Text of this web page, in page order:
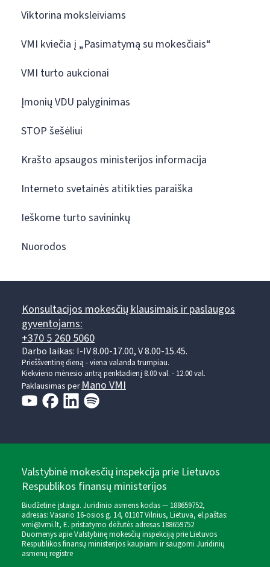
Viktorina moksleiviams
VMI kviečia į „Pasimatymą su mokesčiais“
VMI turto aukcionai
Įmonių VDU palyginimas
STOP šešėliui
Krašto apsaugos ministerijos informacija
Interneto svetainės atitikties paraiška
Ieškome turto savininkų
Nuorodos
Konsultacijos mokesčių klausimais ir paslaugos
gyventojams:
+370 5 260 5060
Darbo laikas: I-IV 8.00-17.00, V 8.00-15.45.
Prieššventinę dieną - viena valanda trumpiau.
Kiekvieno mėnesio antrą penktadienį 8.00 val. - 12.00 val.
Paklausimas perMano VMI
Valstybinė mokesčių inspekcija prie Lietuvos
Respublikos finansų ministerijos
Biudžetinė įstaiga. Juridinio asmens kodas — 188659752,
adresas: Vasario 16-osios g. 14, 01107 Vilnius, Lietuva, el.paštas:
vmi@vmi.lt, E. pristatymo dėžutės adresas 188659752
Duomenys apie Valstybinę mokesčių inspekciją prie Lietuvos
Respublikos finansų ministerijos kaupiami ir saugomi Juridinių
asmenų registre